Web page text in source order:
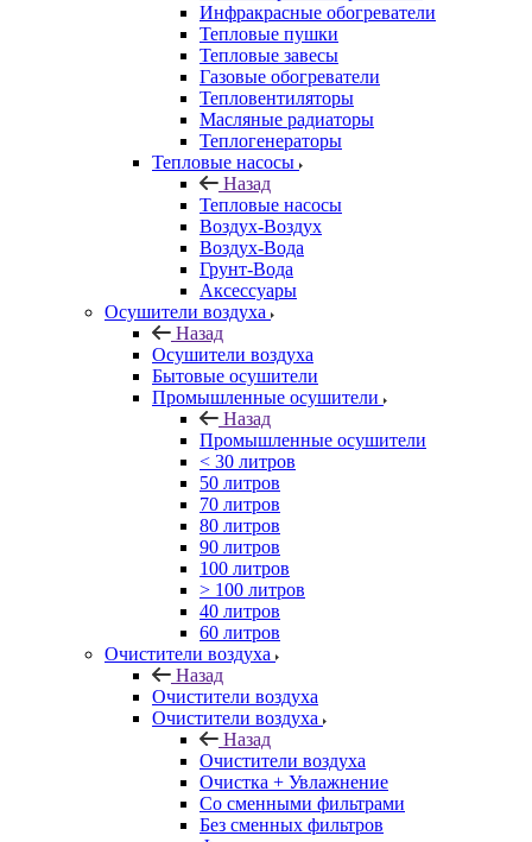
Инфракрасные обогреватели
Тепловые пушки
Тепловые завесы
Газовые обогреватели
Тепловентиляторы
Масляные радиаторы
Теплогенераторы
Тепловые насосы
Назад
Тепловые насосы
Воздух-Воздух
Воздух-Вода
Грунт-Вода
Аксессуары
Осушители воздуха
Назад
Осушители воздуха
Бытовые осушители
Промышленные осушители
Назад
Промышленные осушители
< 30 литров
50 литров
70 литров
80 литров
90 литров
100 литров
> 100 литров
40 литров
60 литров
Очистители воздуха
Назад
Очистители воздуха
Очистители воздуха
Назад
Очистители воздуха
Очистка + Увлажнение
Cо сменными фильтрами
Без сменных фильтров